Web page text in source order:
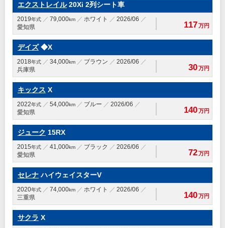
エクストレイル20Xi 2列シート車
2019年式 79,000km ホワイト
2026/06
愛知県
117万円
デイズ◆X
2018年式 34,000km ブラウン
2026/06
兵庫県
30万円
キックス X
2022年式 54,000km ブルー
2026/06
愛知県
140万円
ジューク 15RX
2015年式 41,000km ブラック
2026/06
愛知県
72万円
セレナハイウェイスターV
2020年式 74,000km ホワイト
2026/06
三重県
140万円
サクラ X